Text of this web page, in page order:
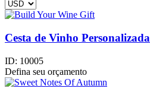
Cesta de Vinho Personalizada
ID: 10005
Defina seu orçamento